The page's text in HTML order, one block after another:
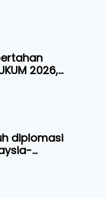
2026,
emas
diplomasi
Narasi